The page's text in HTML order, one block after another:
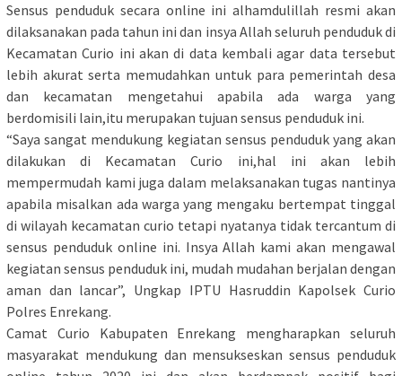
Sensus penduduk secara online ini alhamdulillah resmi akan
dilaksanakan pada tahun ini dan insya Allah seluruh penduduk di
Kecamatan Curio ini akan di data kembali agar data tersebut
lebih akurat serta memudahkan untuk para pemerintah desa
dan kecamatan mengetahui apabila ada warga yang
berdomisili lain,itu merupakan tujuan sensus penduduk ini.
“Saya sangat mendukung kegiatan sensus penduduk yang akan
dilakukan di Kecamatan Curio ini,hal ini akan lebih
mempermudah kami juga dalam melaksanakan tugas nantinya
apabila misalkan ada warga yang mengaku bertempat tinggal
di wilayah kecamatan curio tetapi nyatanya tidak tercantum di
sensus penduduk online ini. Insya Allah kami akan mengawal
kegiatan sensus penduduk ini, mudah mudahan berjalan dengan
aman dan lancar”, Ungkap IPTU Hasruddin Kapolsek Curio
Polres Enrekang.
Camat Curio Kabupaten Enrekang mengharapkan seluruh
masyarakat mendukung dan mensukseskan sensus penduduk